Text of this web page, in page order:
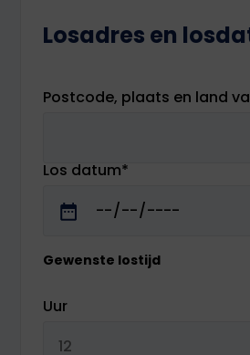
Losadres en
Postcode, plaats en land
Los datum*
Gewenste lostijd
Uur